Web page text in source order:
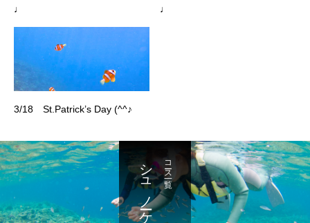
♩
♩
3/18 St.Patrick’s Day (^^♪
コース一覧
シュノーケル